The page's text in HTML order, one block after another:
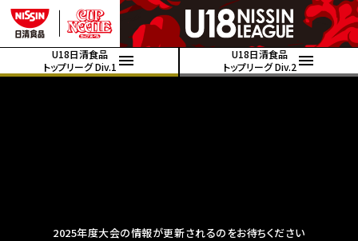
U18日清食品
トップリーグ Div.1
U18日清食品
トップリーグ Div.2
2025年度大会の情報が更新されるのをお待ちください